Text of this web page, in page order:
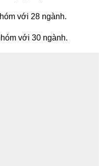
với 28 ngành.
với 30 ngành.